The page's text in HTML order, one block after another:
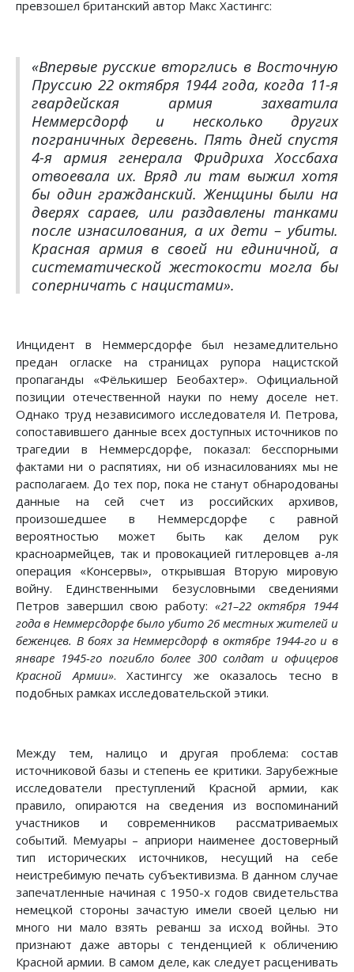
превзошел британский автор Макс Хастингс:
«Впервые русские вторглись в Восточную
Пруссию 22 октября 1944 года, когда 11-я
гвардейская армия захватила
Неммерсдорф и несколько других
пограничных деревень. Пять дней спустя
4-я армия генерала Фридриха Хоссбаха
отвоевала их. Вряд ли там выжил хотя
бы один гражданский. Женщины были на
дверях сараев, или раздавлены танками
после изнасилования, а их дети – убиты.
Красная армия в своей ни единичной, а
систематической жестокости могла бы
соперничать с нацистами».
Инцидент в Неммерсдорфе был незамедлительно
предан огласке на страницах рупора нацистской
пропаганды «Фёлькишер Беобахтер». Официальной
позиции отечественной науки по нему доселе нет.
Однако труд независимого исследователя И. Петрова,
сопоставившего данные всех доступных источников по
трагедии в Неммерсдорфе, показал: бесспорными
фактами ни о распятиях, ни об изнасилованиях мы не
располагаем. До тех пор, пока не станут обнародованы
данные на сей счет из российских архивов,
произошедшее в Неммерсдорфе с равной
вероятностью может быть как делом рук
красноармейцев, так и провокацией гитлеровцев a-ля
операция «Консервы», открывшая Вторую мировую
войну. Единственными безусловными сведениями
Петров завершил свою работу: «21–22 октября 1944
года в Неммерсдорфе было убито 26 местных жителей и
беженцев. В боях за Неммерсдорф в октябре 1944-го и в
январе 1945-го погибло более 300 солдат и офицеров
Красной Армии». Хастингсу же оказалось тесно в
подобных рамках исследовательской этики.
Между тем, налицо и другая проблема: состав
источниковой базы и степень ее критики. Зарубежные
исследователи преступлений Красной армии, как
правило, опираются на сведения из воспоминаний
участников и современников рассматриваемых
событий. Мемуары – априори наименее достоверный
тип исторических источников, несущий на себе
неистребимую печать субъективизма. В данном случае
запечатленные начиная с 1950-х годов свидетельства
немецкой стороны зачастую имели своей целью ни
много ни мало взять реванш за исход войны. Это
признают даже авторы с тенденцией к обличению
Красной армии. В самом деле, как следует расценивать